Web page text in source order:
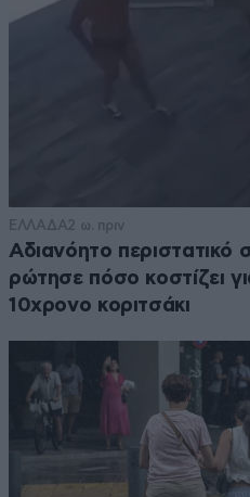
ΕΛΛΑΔΑ2 ω. πριν
Αδιανόητο περιστατικό
ρώτησε πόσο κοστίζει
10χρονο κοριτσάκι